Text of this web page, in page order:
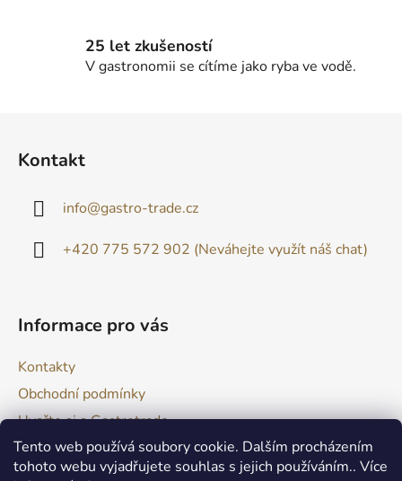
Tento web používá soubory cookie. Dalším procházením
tohoto webu vyjadřujete souhlas s jejich používáním.. Více
25 let zkušeností
V gastronomii se cítíme jako ryba ve vodě.
Kontakt
info@gastro-trade.cz
+420 775 572 902 (Neváhejte využít náš chat)
Informace pro vás
Kontakty
Obchodní podmínky
Uvařte si s Gastrotrade
Naše produkty - Tipy a triky
Reklamace zboží